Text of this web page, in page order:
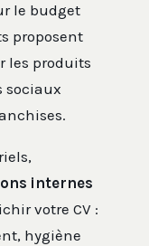
le budget
proposent
les produits
sociaux
internes
votre CV :
hygiène